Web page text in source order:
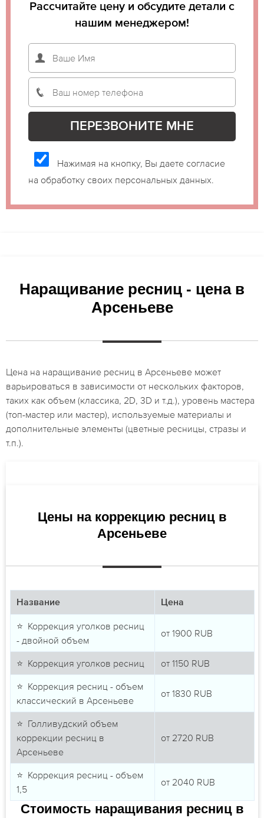
Рассчитайте цену и обсудите детали с
нашим менеджером!
Нажимая на кнопку, Вы даете согласие
на обработку своих персональных данных.
Наращивание ресниц - цена в
Арсеньеве
Цена на наращивание ресниц в Арсеньеве может
варьироваться в зависимости от нескольких факторов,
таких как объем (классика, 2D, 3D и т.д.), уровень мастера
(топ-мастер или мастер), используемые материалы и
дополнительные элементы (цветные ресницы, стразы и
т.п.).
Цены на коррекцию ресниц в
Арсеньеве
Название Цена
⭐ Коррекция уголков ресниц
- двойной объем
от 1900 RUB
⭐ Коррекция уголков ресниц от 1150 RUB
⭐ Коррекция ресниц - объем
классический в Арсеньеве
от 1830 RUB
⭐ Голливудский объем
коррекции ресниц в
Арсеньеве
от 2720 RUB
⭐ Коррекция ресниц - объем
1,5
от 2040 RUB
Стоимость наращивания ресниц в